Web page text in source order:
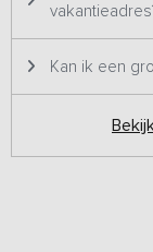
Kan ik een